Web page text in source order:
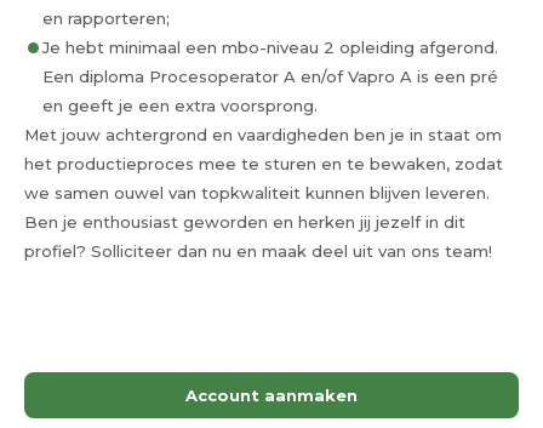
en rapporteren;
Je hebt minimaal een mbo-niveau 2 opleiding afgerond.
Een diploma Procesoperator A en/of Vapro A is een pré
en geeft je een extra voorsprong.
Met jouw achtergrond en vaardigheden ben je in staat om
het productieproces mee te sturen en te bewaken, zodat
we samen ouwel van topkwaliteit kunnen blijven leveren.
Ben je enthousiast geworden en herken jij jezelf in dit
profiel? Solliciteer dan nu en maak deel uit van ons team!
Account aanmaken